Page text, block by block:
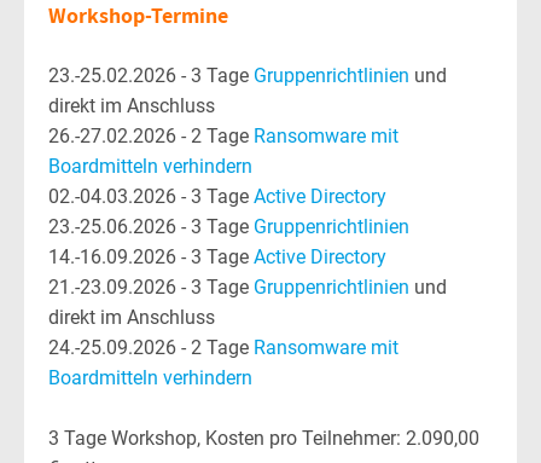
Workshop-Termine
23.-25.02.2026 - 3 Tage Gruppenrichtlinien und
direkt im Anschluss
26.-27.02.2026 - 2 Tage Ransomware mit
Boardmitteln verhindern
02.-04.03.2026 - 3 Tage Active Directory
23.-25.06.2026 - 3 Tage Gruppenrichtlinien
14.-16.09.2026 - 3 Tage Active Directory
21.-23.09.2026 - 3 Tage Gruppenrichtlinien und
direkt im Anschluss
24.-25.09.2026 - 2 Tage Ransomware mit
Boardmitteln verhindern
3 Tage Workshop, Kosten pro Teilnehmer: 2.090,00